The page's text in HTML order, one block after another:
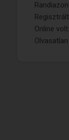
Online volt: